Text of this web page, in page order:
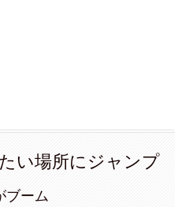
い場所にジャンプ
ブーム